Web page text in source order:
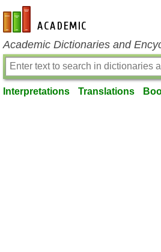
en-academic.com
Academic Dictionaries and
Interpretations Translations